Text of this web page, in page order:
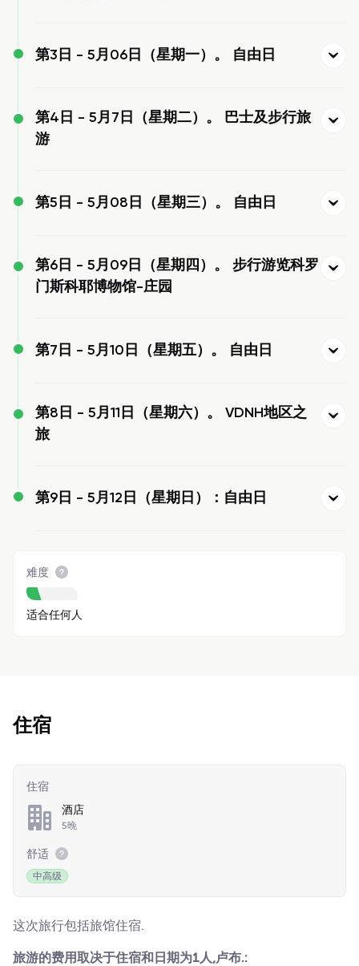
第3日 - 5月06日（星期一）。 自由日
第4日 - 5月7日（星期二）。 巴士及步行旅
游
第5日 - 5月08日（星期三）。 自由日
第6日 - 5月09日（星期四）。 步行游览科罗
门斯科耶博物馆-庄园
第7日 - 5月10日（星期五）。 自由日
第8日 - 5月11日（星期六）。 VDNH地区之
旅
第9日 - 5月12日（星期日）：自由日
难度
适合任何人
住宿
住宿
酒店
5晚
舒适
中高级
这次旅行包括旅馆住宿.
旅游的费用取决于住宿和日期为1人,卢布.: